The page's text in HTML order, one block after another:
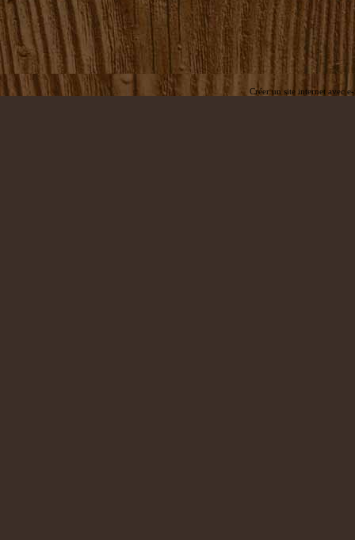
Créer un site internet avec